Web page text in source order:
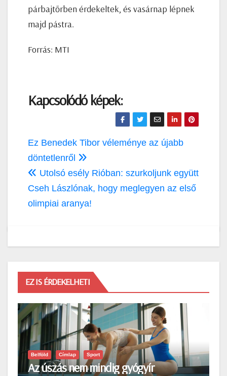
párbajtőrben érdekeltek, és vasárnap lépnek
majd pástra.
Forrás: MTI
Kapcsolódó képek:
Bejegyzés
navigáció
Ez Benedek Tibor véleménye az újabb
döntetlenről
Utolsó esély Rióban: szurkoljunk együtt
Cseh Lászlónak, hogy meglegyen az első
olimpiai aranya!
EZ IS ÉRDEKELHETI
Belföld Címlap Sport
Az úszás nem mindig gyógyír